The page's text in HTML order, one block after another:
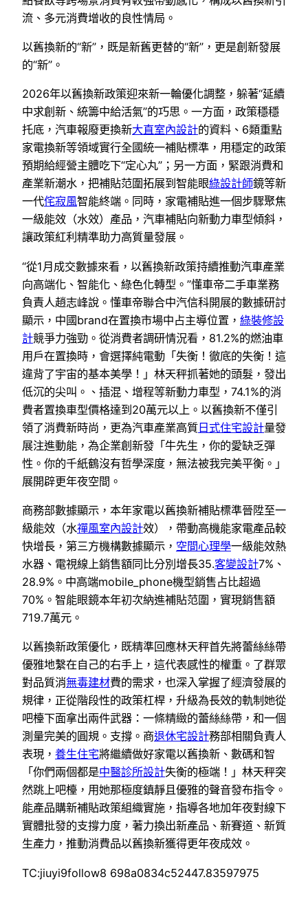
流、多元消費增收的良性情局。
以舊換新的“新”，既是新舊更替的“新”，更是創新發展
的“新”。
2026年以舊換新政策迎來新一輪優化調整，躲著“延續
中求創新、統籌中給活氣”的巧思。一方面，政策穩穩
托底，汽車報廢更換新大直室內設計的資料、6類重點
家電換新等領域實行全國統一補貼標準，用穩定的政策
預期給經營主體吃下“定心丸”；另一方面，緊跟消費和
產業新潮水，把補貼范圍拓展到智能眼綠設計師鏡等新
一代侘寂風智能終端。同時，家電補貼進一個步驟聚焦
一級能效（水效）產品，汽車補貼向新動力車型傾斜，
讓政策紅利精準助力高質量發展。
“從1月成交數據來看，以舊換新政策持續推動汽車產業
向高端化、智能化、綠色化轉型。”懂車帝二手車業務
負責人趙志峰說。懂車帝聯合中汽信科開展的數據研討
顯示，中國brand在置換市場中占主導位置， 綠裝修設
計競爭力強勁。從消費者調研情況看，81.2%的燃油車
用戶在置換時，會選擇純電動「失衡！徹底的失衡！這
違背了宇宙的基本美學！」林天秤抓著她的頭髮，發出
低沉的尖叫。、插混、增程等新動力車型，74.1%的消
費者置換車型價格達到20萬元以上。以舊換新不僅引
領了消費新時尚，更為汽車產業高質日式住宅設計量發
展注進動能，為企業創新發「牛先生，你的愛缺乏彈
性。你的千紙鶴沒有哲學深度，無法被我完美平衡。」
展開辟更年夜空間。
商務部數據顯示，本年家電以舊換新補貼標準晉陞至一
級能效（水禪風室內設計效），帶動高機能家電產品較
快增長，第三方機構數據顯示， 空間心理學一級能效熱
水器、電視線上銷售額同比分別增長35.客變設計7%、
28.9%。中高端mobile_phone機型銷售占比超過
70%。智能眼鏡本年初次納進補貼范圍，實現銷售額
719.7萬元。
以舊換新政策優化，既精準回應林天秤首先將蕾絲絲帶
優雅地繫在自己的右手上，這代表感性的權重。了群眾
對品質消無毒建材費的需求，也深入掌握了經濟發展的
規律，正從階段性的政策杠桿，升級為長效的軌制她從
吧檯下面拿出兩件武器：一條精緻的蕾絲絲帶，和一個
測量完美的圓規。支撐。商退休宅設計務部相關負責人
表現， 養生住宅將繼續做好家電以舊換新、數碼和智
「你們兩個都是中醫診所設計失衡的極端！」林天秤突
然跳上吧檯，用她那極度鎮靜且優雅的聲音發布指令。
能產品購新補貼政策組織實施，指導各地加年夜對線下
實體批發的支撐力度，著力換出新產品、新賽道、新質
生產力，推動消費品以舊換新獲得更年夜成效。
TC:jiuyi9follow8 698a0834c52447.83597975